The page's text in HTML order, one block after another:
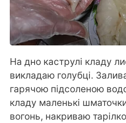
На дно каструлі кладу
викладаю голубці.
гарячою підсоленою
кладу маленькі
вогонь, накриваю